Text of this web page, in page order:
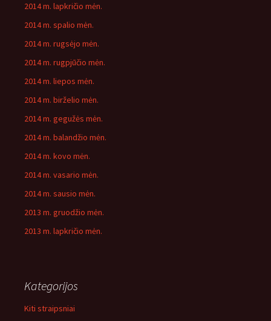
2014 m. lapkričio mėn.
2014 m. spalio mėn.
2014 m. rugsėjo mėn.
2014 m. rugpjūčio mėn.
2014 m. liepos mėn.
2014 m. birželio mėn.
2014 m. gegužės mėn.
2014 m. balandžio mėn.
2014 m. kovo mėn.
2014 m. vasario mėn.
2014 m. sausio mėn.
2013 m. gruodžio mėn.
2013 m. lapkričio mėn.
Kategorijos
Kiti straipsniai